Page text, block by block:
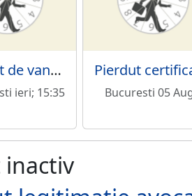
Contract de vanzare cumparare
ieri; 15:35
Bucuresti 05